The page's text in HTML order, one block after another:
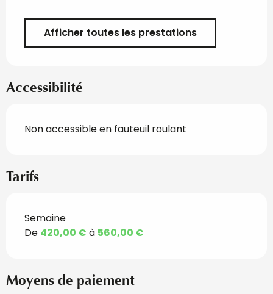
Afficher toutes les prestations
Accessibilité
Non accessible en fauteuil roulant
Tarifs
Tarifs 2026
Semaine
De 420,00 € à 560,00 €
Moyens de paiement